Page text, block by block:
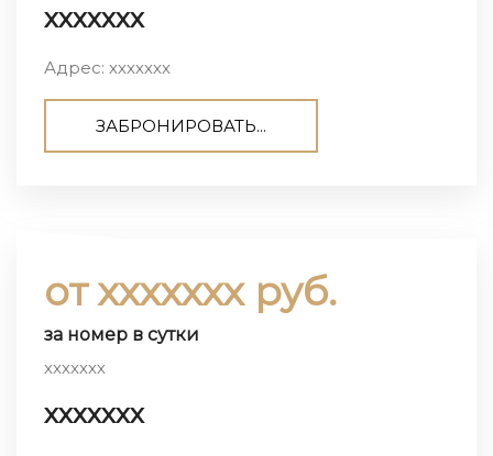
ххххххх
Адрес: ххххххх
ЗАБРОНИРОВАТЬ...
от ххххххх руб.
за номер в сутки
ххххххх
ххххххх